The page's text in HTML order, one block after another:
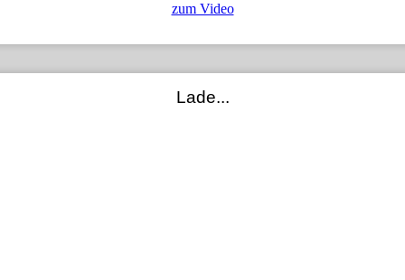
zum Video
Lade...